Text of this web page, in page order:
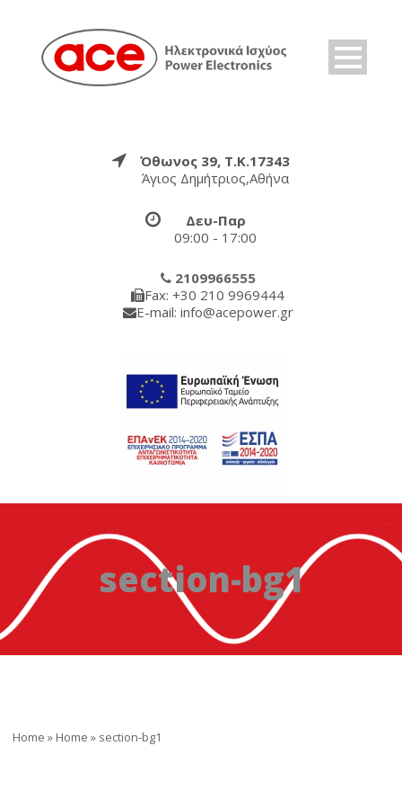
Όθωνος 39, Τ.Κ.17343
Άγιος Δημήτριος,Αθήνα
Δευ-Παρ
09:00 - 17:00
2109966555
Fax: +30 210 9969444
E-mail: info@acepower.gr
section-bg1
Home » Home » section-bg1